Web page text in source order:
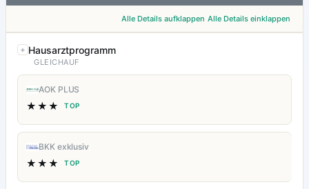
Alle Details aufklappen Alle Details einklappen
Hausarztprogramm
GLEICHAUF
AOK PLUS
★★★ TOP
BKK exklusiv
★★★ TOP